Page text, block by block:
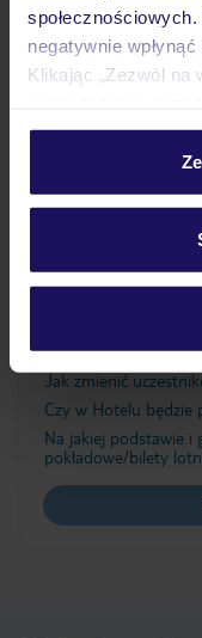
negatywnie
Klikając „Zezwól na
personalizować
Szczegółowe
Wyżywienie
Ważne
Jak zmienić
Czy w Hotelu będzie
Na jakiej podstawie i
pokładowe/bilety